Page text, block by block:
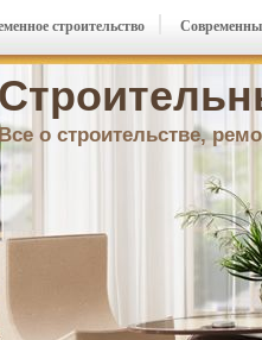
о строительстве,
строительство